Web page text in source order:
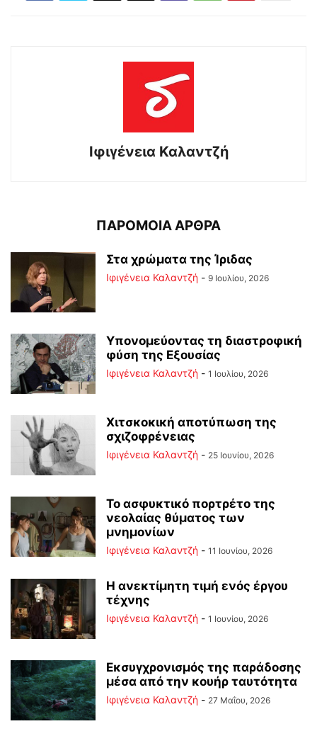
Ιφιγένεια Καλαντζή
ΠΑΡΟΜΟΙΑ ΑΡΘΡΑ
Στα χρώματα της Ίριδας
Ιφιγένεια Καλαντζή - 9 Ιουλίου, 2026
Υπονομεύοντας τη διαστροφική
φύση της Εξουσίας
Ιφιγένεια Καλαντζή - 1 Ιουλίου, 2026
Χιτσκοκική αποτύπωση της
σχιζοφρένειας
Ιφιγένεια Καλαντζή - 25 Ιουνίου, 2026
Το ασφυκτικό πορτρέτο της
νεολαίας θύματος των
μνημονίων
Ιφιγένεια Καλαντζή - 11 Ιουνίου, 2026
Η ανεκτίμητη τιμή ενός έργου
τέχνης
Ιφιγένεια Καλαντζή - 1 Ιουνίου, 2026
Εκσυγχρονισμός της παράδοσης
μέσα από την κουήρ ταυτότητα
Ιφιγένεια Καλαντζή - 27 Μαΐου, 2026